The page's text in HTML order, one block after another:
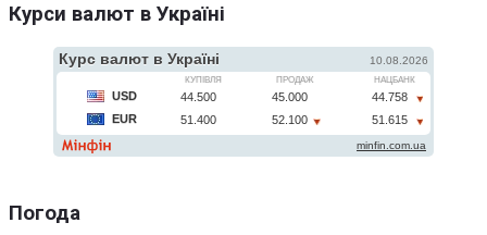
Курси валют в Україні
Погода